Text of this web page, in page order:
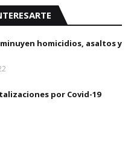
homicidios, asaltos y
por Covid-19